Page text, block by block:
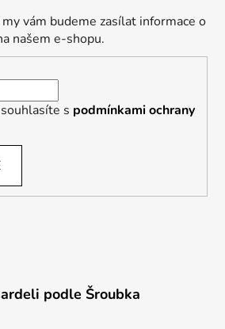
vám budeme zasílat informace o
našem e-shopu.
s podmínkami ochrany
podle Šroubka